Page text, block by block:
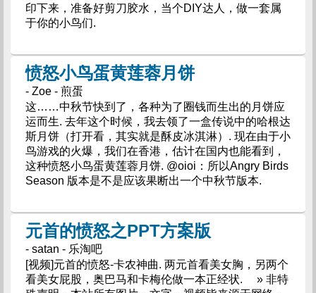
印下来，准备好剪刀胶水，当个DIY达人，做一套属
于你的小鸟们.
愤怒小鸟蛋黄莲蓉月饼
- Zoe - 煎蛋
这……中秋节快到了，各种为了圈钱而生出的月饼应
运而生. 去年这个时候，我去领了一盒传说中的哈根达
斯月饼（打开看，其实就是酥皮冰淇淋）. 现在由于小
鸟游戏的火爆，我们在香港，估计在国内也能看到，
这种愤怒小鸟蛋黄莲蓉月饼. @oioi：所以Angry Birds
Season 版本是不是应该果断出一个中秋节版本.
元首的愤怒之PPT方案版
- satan - 乐淘吧
[视频]元首的愤怒-卡农神曲. 两元首看美女胸，另两个
看美女屁股，奥巴马和卡梅伦做一本正经状. » 非特